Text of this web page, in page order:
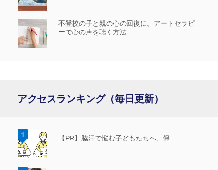
不登校の子と親の心の回復に。アートセラピ
ーで心の声を聴く方法
アクセスランキング（毎日更新）
【PR】脇汗で悩む子どもたちへ、保…